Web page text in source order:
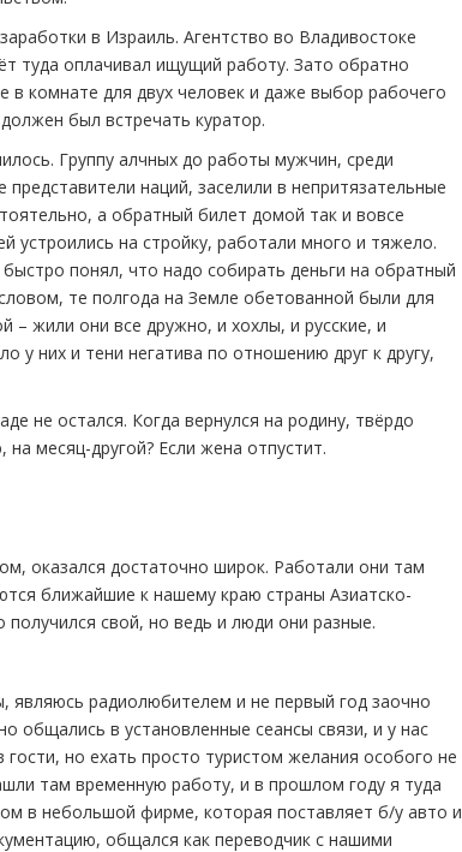
в Израиль. Агентство во Владивостоке
туда оплачивал ищущий работу. Зато обратно
в комнате для двух человек и даже выбор рабочего
был встречать куратор.
Группу алчных до работы мужчин, среди
наций, заселили в непритязательные
а обратный билет домой так и вовсе
устроились на стройку, работали много и тяжело.
понял, что надо собирать деньги на обратный
те полгода на Земле обетованной были для
– жили они все дружно, и хохлы, и русские, и
у них и тени негатива по отношению друг к другу,
не остался. Когда вернулся на родину, твёрдо
месяц-другой? Если жена отпустит.
оказался достаточно широк. Работали они там
ближайшие к нашему краю страны Азиатско-
свой, но ведь и люди они разные.
являюсь радиолюбителем и не первый год заочно
в установленные сеансы связи, и у нас
но ехать просто туристом желания особого не
там временную работу, и в прошлом году я туда
в небольшой фирме, которая поставляет б/у авто и
общался как переводчик с нашими